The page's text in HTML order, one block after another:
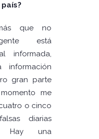
que no
está
informada,
información
gran parte
me
o cinco
diarias
Hay una